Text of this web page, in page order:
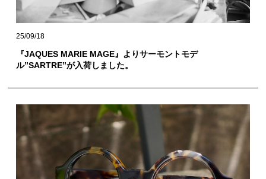
25/09/18
『JAQUES MARIE MAGE』よりサーモントモデ
ル”SARTRE”が入荷しました。